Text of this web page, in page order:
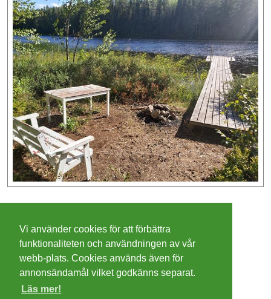
Cookies
Integritetspolicy
Villkor
Vi använder cookies för att förbättra
funktionaliteten och användningen av vår
webb-plats. Cookies används även för
annonsändamål vilket godkänns separat.
Läs mer!